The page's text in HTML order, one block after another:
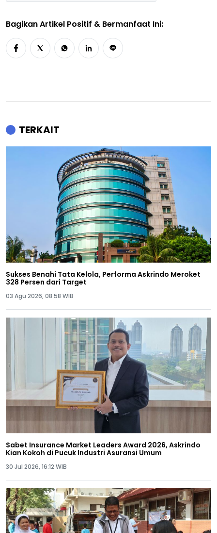
Bagikan Artikel Positif & Bermanfaat Ini:
TERKAIT
Sukses Benahi Tata Kelola, Performa Askrindo Meroket
328 Persen dari Target
03 Agu 2026, 08:58 WIB
Sabet Insurance Market Leaders Award 2026, Askrindo
Kian Kokoh di Pucuk Industri Asuransi Umum
30 Jul 2026, 16:12 WIB